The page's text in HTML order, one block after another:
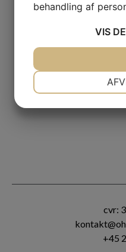
2000kr
“Inkl. kok,
cvr:
+45
behandling af
VIS